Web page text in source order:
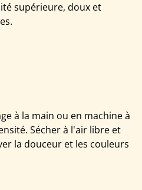
supérieure, doux et
à la main ou en machine à
Sécher à l'air libre et
la douceur et les couleurs